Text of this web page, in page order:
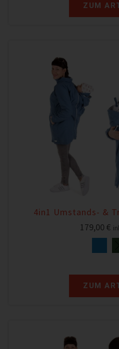
ZUM
4in1 Umstands- &
179,00 €
ZUM